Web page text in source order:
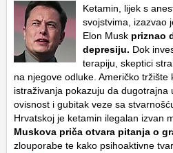
Ketamin, lijek s
svojstvima, izazvao
Elon Musk priznao
depresiju. Dok
terapiju, skeptici
na njegove odluke. Američko
istraživanja pokazuju da dugotrajna
ovisnost i gubitak veze sa
Hrvatskoj je ketamin ilegalan izvan
Muskova priča otvara pitanja o
zlouporabe te kako psihoaktivne